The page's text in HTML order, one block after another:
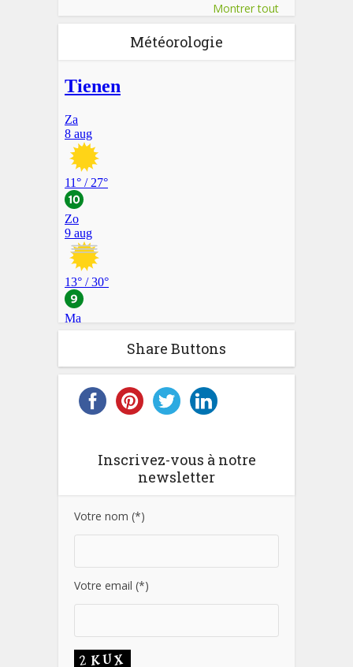
Montrer tout
Météorologie
Share Buttons
Inscrivez-vous à notre
newsletter
Votre nom (*)
Votre email (*)